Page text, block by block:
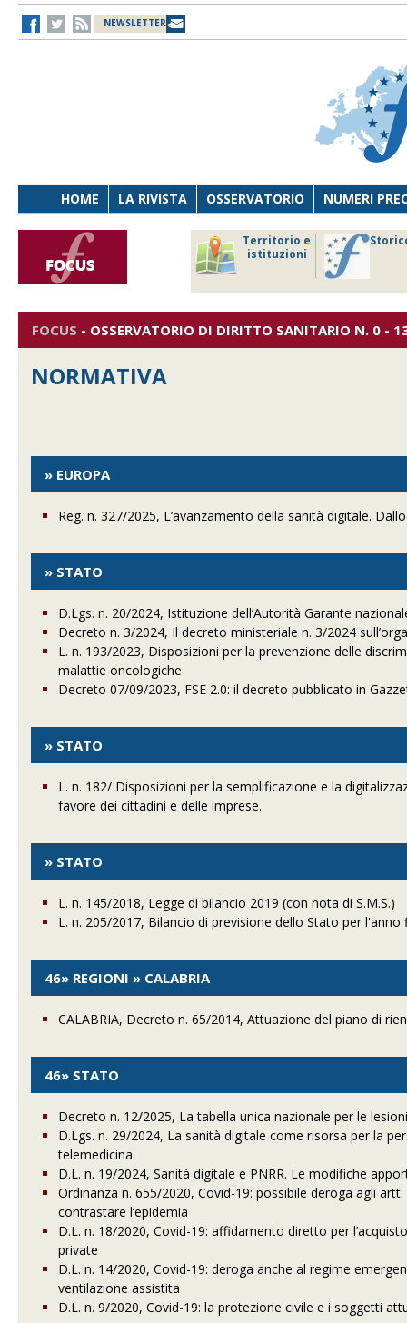
NEWSLETTER
HOME LA RIVISTA OSSERVATORIO NUMERI
Territorio e
istituzioni
FOCUS - OSSERVATORIO DI DIRITTO SANITARIO N. 0 -
NORMATIVA
» EUROPA
Reg. n. 327/2025, L’avanzamento della sanità digitale.
» STATO
D.Lgs. n. 20/2024, Istituzione dell’Autorità Garante
Decreto n. 3/2024, Il decreto ministeriale n. 3/2024
L. n. 193/2023, Disposizioni per la prevenzione delle
malattie oncologiche
Decreto 07/09/2023, FSE 2.0: il decreto pubblicato in
» STATO
L. n. 182/ Disposizioni per la semplificazione e la
favore dei cittadini e delle imprese.
» STATO
L. n. 145/2018, Legge di bilancio 2019 (con nota di S.M.S.)
L. n. 205/2017, Bilancio di previsione dello Stato per
46» REGIONI » CALABRIA
CALABRIA, Decreto n. 65/2014, Attuazione del piano di
46» STATO
Decreto n. 12/2025, La tabella unica nazionale per le
D.Lgs. n. 29/2024, La sanità digitale come risorsa per la
telemedicina
D.L. n. 19/2024, Sanità digitale e PNRR. Le modifiche
Ordinanza n. 655/2020, Covid-19: possibile deroga agli
contrastare l’epidemia
D.L. n. 18/2020, Covid-19: affidamento diretto per
private
D.L. n. 14/2020, Covid-19: deroga anche al regime
ventilazione assistita
D.L. n. 9/2020, Covid-19: la protezione civile e i soggetti